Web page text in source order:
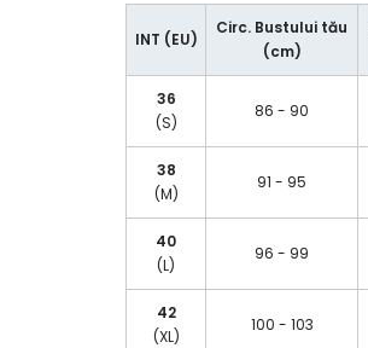
INT (EU)
Circ. Bustului tău
(cm)
36
(S)
86 - 90
38
(M)
91 - 95
40
(L)
96 - 99
42
(XL)
100 - 103